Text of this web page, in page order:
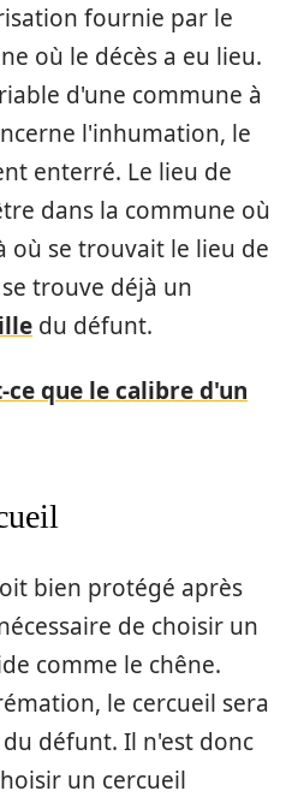
fournie par le
où le décès a eu lieu.
d'une commune à
l'inhumation, le
enterré. Le lieu de
dans la commune où
où se trouvait le lieu de
trouve déjà un
du défunt.
ce que le calibre d'un
bien protégé après
de choisir un
comme le chêne.
le cercueil sera
du défunt. Il n'est donc
un cercueil